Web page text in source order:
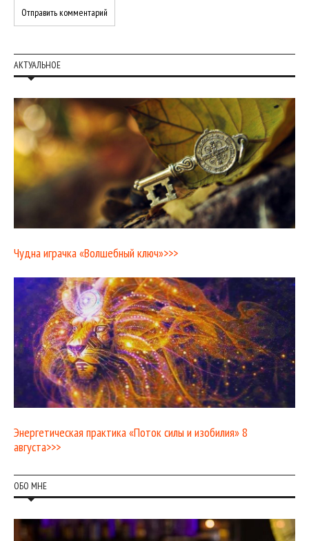
АКТУАЛЬНОЕ
Чудна играчка «Волшебный ключ»>>>
Энергетическая практика «Поток силы и изобилия» 8
августа>>>
ОБО МНЕ